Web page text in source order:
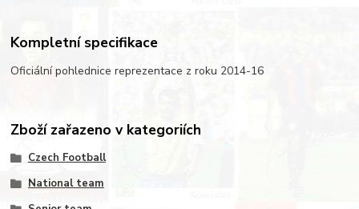
Kompletní specifikace
Oficiální pohlednice reprezentace z roku 2014-16
Zboží zařazeno v kategoriích
Czech Football
National team